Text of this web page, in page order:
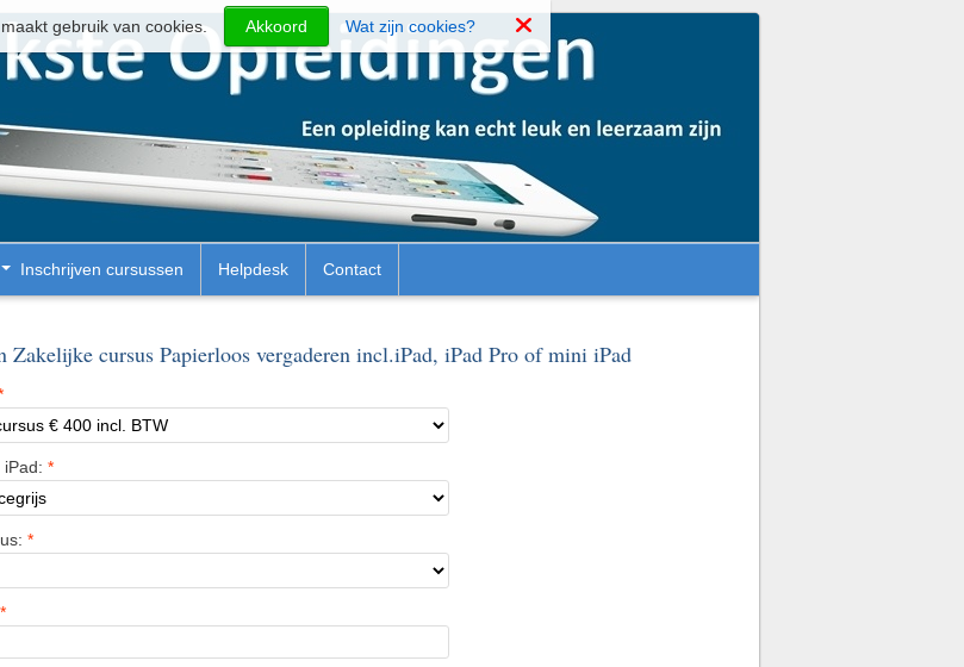
Inschrijven cursussen Helpdesk Contact
Zakelijke cursus Papierloos vergaderen incl.iPad, iPad Pro of mini iPad
iPad: *
*
*
gebruik van cookies. Akkoord Wat zijn cookies?